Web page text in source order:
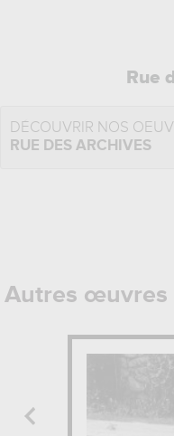
Rue
DÉCOUVRIR NOS
RUE DES ARCHIVES
Autres œuvres